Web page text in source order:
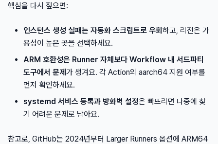
핵심을 다시 짚으면:
인스턴스 생성 실패는 자동화 스크립트로 우회 하고, 리전은 가
용성이 높은 곳을 선택하세요.
ARM 호환성은 Runner 자체보다 Workflow 내 서드파티
도구에서 문제 가 생겨요. 각 Action의 aarch64 지원 여부를
먼저 확인하세요.
systemd 서비스 등록과 방화벽 설정은 빠뜨리면 나중에 찾
기 어려운 문제로 남아요.
참고로, GitHub는 2024년부터 Larger Runners 옵션에 ARM64